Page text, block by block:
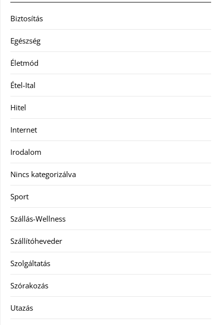
Biztosítás
Egészség
Életmód
Étel-Ital
Hitel
Internet
Irodalom
Nincs kategorizálva
Sport
Szállás-Wellness
Szállítóheveder
Szolgáltatás
Szórakozás
Utazás